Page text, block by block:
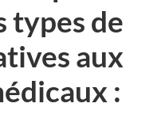
types de
aux
: